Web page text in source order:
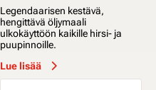
Legendaarisen kestävä,
hengittävä öljymaali
ulkokäyttöön kaikille hirsi- ja
puupinnoille.
Lue lisää